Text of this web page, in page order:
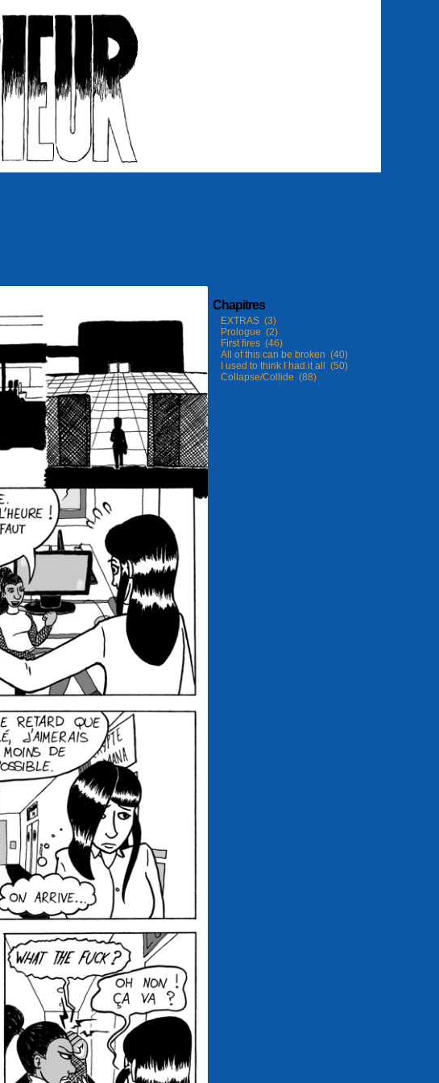
Chapitres
EXTRAS (3)
Prologue (2)
First fires (46)
All of this can be broken (40)
I used to think I had it all (50)
Collapse/Collide (88)